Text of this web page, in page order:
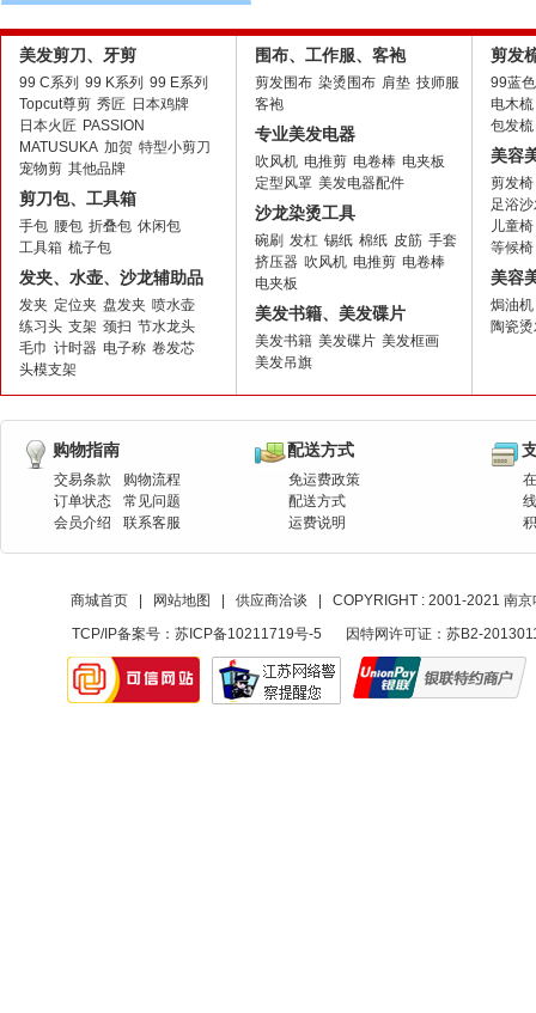
美发剪刀、牙剪
99 C系列 99 K系列 99 E系列
Topcut尊剪 秀匠 日本鸡牌
日本火匠 PASSION
MATUSUKA 加贺 特型小剪刀
宠物剪 其他品牌
剪刀包、工具箱
手包 腰包 折叠包 休闲包
工具箱 梳子包
发夹、水壶、沙龙辅助品
发夹 定位夹 盘发夹 喷水壶
练习头 支架 颈扫 节水龙头
毛巾 计时器 电子称 卷发芯
头模支架
围布、工作服、客袍
剪发围布 染烫围布 肩垫 技师服
客袍
专业美发电器
吹风机 电推剪 电卷棒 电夹板
定型风罩 美发电器配件
沙龙染烫工具
碗刷 发杠 锡纸 棉纸 皮筋 手套
挤压器 吹风机 电推剪 电卷棒
电夹板
美发书籍、美发碟片
美发书籍 美发碟片 美发框画
美发吊旗
剪发
99蓝
电木梳
包发梳
美容
剪发椅
足浴
儿童椅
等候椅
美容
焗油机
陶瓷
购物指南
交易条款
购物流程
订单状态
常见问题
会员介绍
联系客服
配送方式
免运费政策
配送方式
运费说明
商城首页 网站地图 供应商洽谈
COPYRIGHT : 2001-2021 南
TCP/IP备案号： 苏ICP备10211719号-5 因特网许可证：苏B2-